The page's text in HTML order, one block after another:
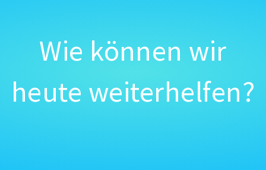
Wie können wir
heute weiterhelfen?